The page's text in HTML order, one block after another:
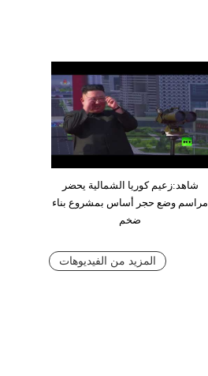
شاهد:زعيم كوريا الشمالية يحضر
مراسم وضع حجر أساس بمشروع بناء
ضخم
المزيد من الفيديوهات